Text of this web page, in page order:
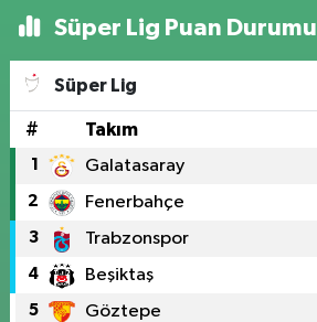
Süper Lig Puan Durumu
Süper Lig
# Takım
1 Galatasaray
2 Fenerbahçe
3 Trabzonspor
4 Beşiktaş
5 Göztepe